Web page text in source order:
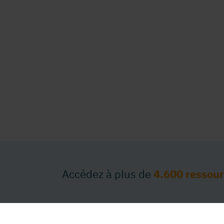
Accédez à plus de 4.600